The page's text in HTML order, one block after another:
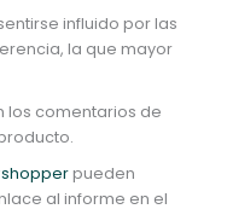
influido por las
la que mayor
los comentarios de
pueden
al informe en el